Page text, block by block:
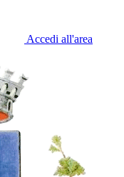
Accedi all'area